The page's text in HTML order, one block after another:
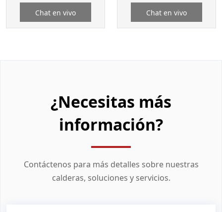
Chat en vivo Chat en vivo
¿Necesitas más
información?
Contáctenos para más detalles sobre nuestras
calderas, soluciones y servicios.